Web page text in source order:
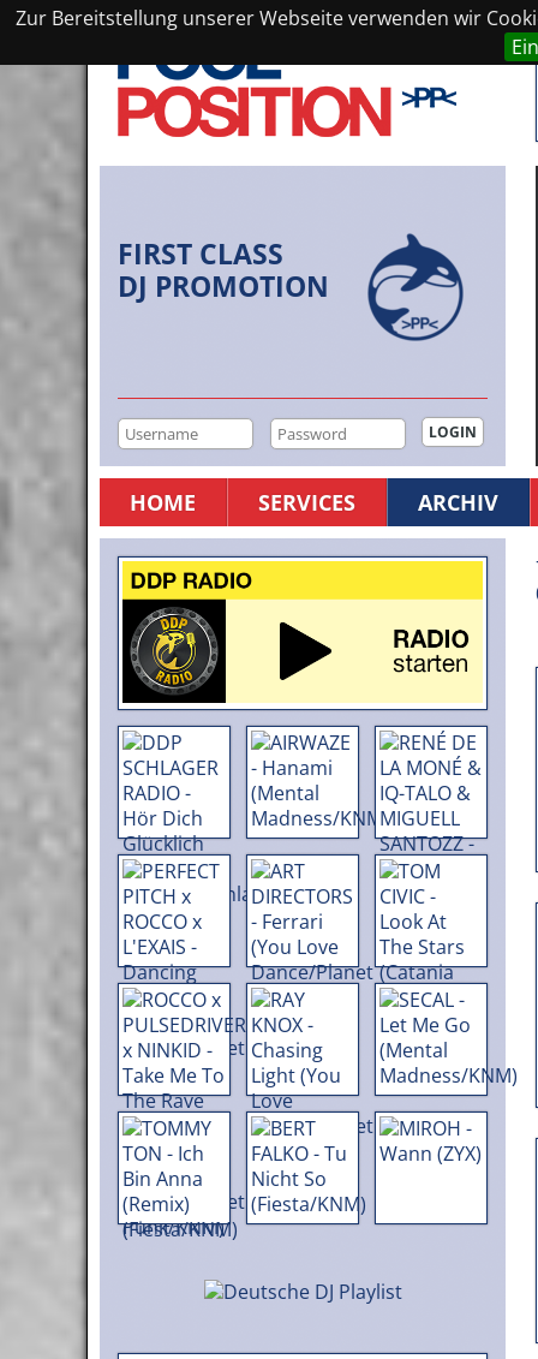
Zur Bereitstellung unserer Webseite verwenden wir
FIRST CLASS
DJ PROMOTION
HOME SERVICES ARCHIV